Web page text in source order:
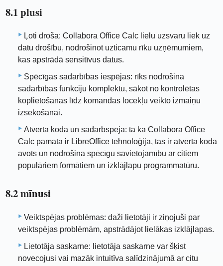
8.1 plusi
Ļoti droša: Collabora Office Calc lielu uzsvaru liek uz
datu drošību, nodrošinot uzticamu rīku uzņēmumiem,
kas apstrādā sensitīvus datus.
Spēcīgas sadarbības iespējas: rīks nodrošina
sadarbības funkciju komplektu, sākot no kontrolētas
koplietošanas līdz komandas locekļu veikto izmaiņu
izsekošanai.
Atvērtā koda un sadarbspēja: tā kā Collabora Office
Calc pamatā ir LibreOffice tehnoloģija, tas ir atvērtā koda
avots un nodrošina spēcīgu savietojamību ar citiem
populāriem formātiem un izklājlapu programmatūru.
8.2 mīnusi
Veiktspējas problēmas: daži lietotāji ir ziņojuši par
veiktspējas problēmām, apstrādājot lielākas izklājlapas.
Lietotāja saskarne: lietotāja saskarne var šķist
novecojusi vai mazāk intuitīva salīdzinājumā ar citu